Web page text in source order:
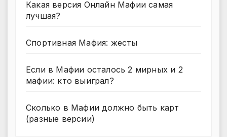
Какая версия Онлайн Мафии самая
лучшая?
Спортивная Мафия: жесты
Если в Мафии осталось 2 мирных и 2
мафии: кто выиграл?
Сколько в Мафии должно быть карт
(разные версии)